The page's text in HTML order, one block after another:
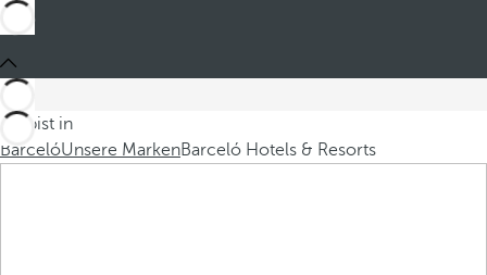
Du bist in
BarcelóUnsere MarkenBarceló Hotels & Resorts